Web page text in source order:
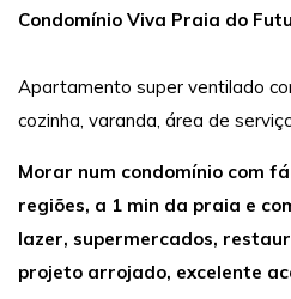
Condomínio Viva Praia do
Apartamento super ventilado
cozinha, varanda, área de
Morar num condomínio com
regiões, a 1 min da praia e
lazer, supermercados,
projeto arrojado, excelente